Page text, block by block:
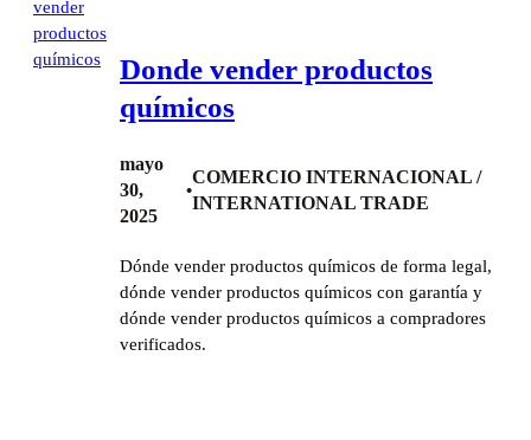
Donde vender productos
químicos
mayo
30,
2025
•
COMERCIO INTERNACIONAL /
INTERNATIONAL TRADE
Dónde vender productos químicos de forma legal,
dónde vender productos químicos con garantía y
dónde vender productos químicos a compradores
verificados.